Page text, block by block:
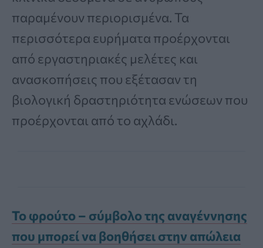
παραμένουν περιορισμένα. Τα
περισσότερα ευρήματα προέρχονται
από εργαστηριακές μελέτες και
ανασκοπήσεις που εξέτασαν τη
βιολογική δραστηριότητα ενώσεων που
προέρχονται από το αχλάδι.
Το φρούτο – σύμβολο της αναγέννησης
που μπορεί να βοηθήσει στην απώλεια